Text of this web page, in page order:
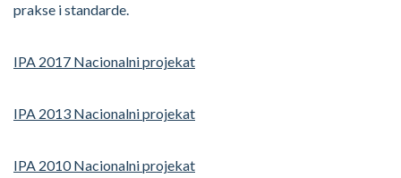
prakse i standarde.
IPA 2017 Nacionalni projekat
IPA 2013 Nacionalni projekat
IPA 2010 Nacionalni projekat